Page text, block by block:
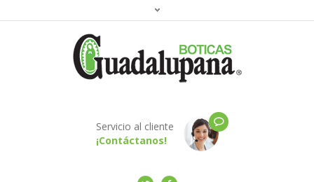
Servicio al cliente
¡Contáctanos!